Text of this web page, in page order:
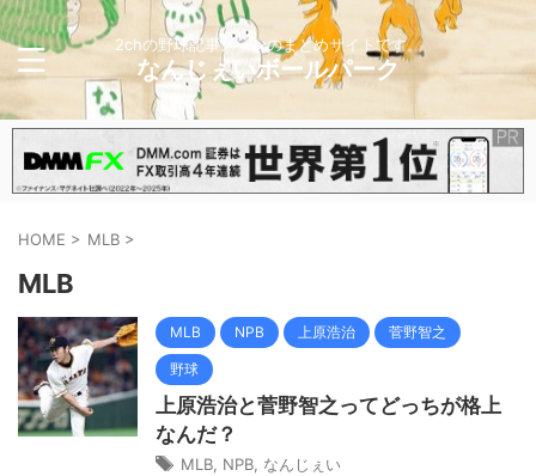
2chの野球記事メインのまとめサイトです。
なんじぇいボールパーク
HOME > MLB >
MLB
MLB NPB 上原浩治 菅野智之
野球
上原浩治と菅野智之ってどっちが格上
なんだ？
MLB NPB なんじぇい